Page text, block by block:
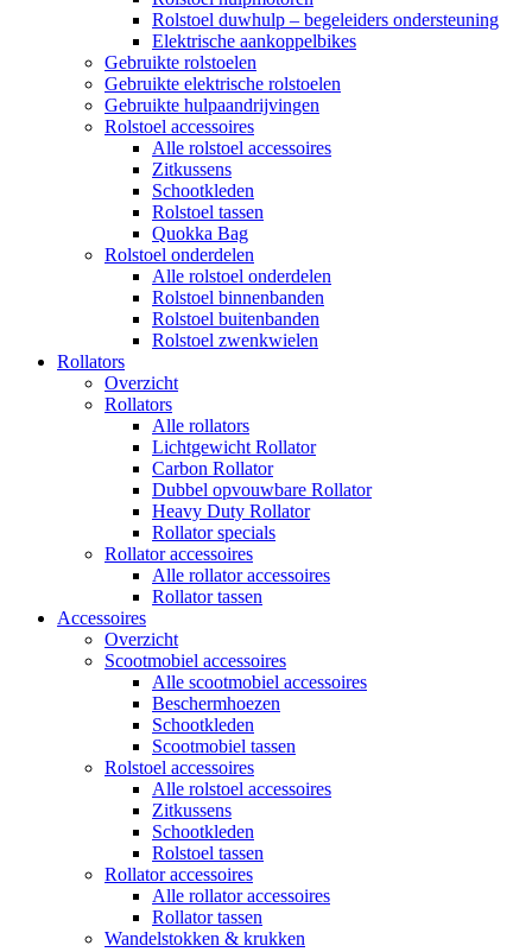
Rolstoel duwhulp – begeleiders ondersteuning
Elektrische aankoppelbikes
Gebruikte rolstoelen
Gebruikte elektrische rolstoelen
Gebruikte hulpaandrijvingen
Rolstoel accessoires
Alle rolstoel accessoires
Zitkussens
Schootkleden
Rolstoel tassen
Quokka Bag
Rolstoel onderdelen
Alle rolstoel onderdelen
Rolstoel binnenbanden
Rolstoel buitenbanden
Rolstoel zwenkwielen
Rollators
Overzicht
Rollators
Alle rollators
Lichtgewicht Rollator
Carbon Rollator
Dubbel opvouwbare Rollator
Heavy Duty Rollator
Rollator specials
Rollator accessoires
Alle rollator accessoires
Rollator tassen
Accessoires
Overzicht
Scootmobiel accessoires
Alle scootmobiel accessoires
Beschermhoezen
Schootkleden
Scootmobiel tassen
Rolstoel accessoires
Alle rolstoel accessoires
Zitkussens
Schootkleden
Rolstoel tassen
Rollator accessoires
Alle rollator accessoires
Rollator tassen
Wandelstokken & krukken